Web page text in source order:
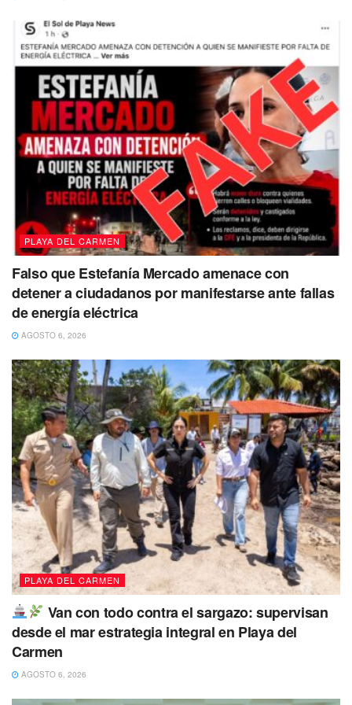
PLAYA DEL CARMEN
Falso que Estefanía Mercado amenace con
detener a ciudadanos por manifestarse ante fallas
de energía eléctrica
AGOSTO 6, 2026
PLAYA DEL CARMEN
Van con todo contra el sargazo: supervisan
desde el mar estrategia integral en Playa del
Carmen
AGOSTO 6, 2026